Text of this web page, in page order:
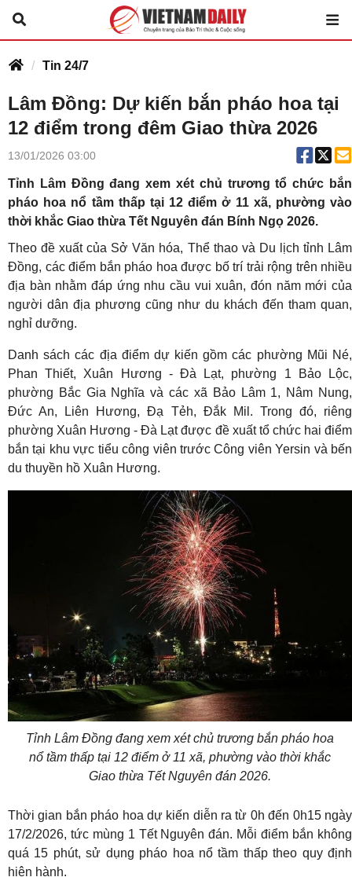
Tin 24/7
Lâm Đồng: Dự kiến bắn pháo hoa tại
12 điểm trong đêm Giao thừa 2026
13/01/2026 03:00
Tỉnh Lâm Đồng đang xem xét chủ trương tổ chức bắn
pháo hoa nổ tầm thấp tại 12 điểm ở 11 xã, phường vào
thời khắc Giao thừa Tết Nguyên đán Bính Ngọ 2026.
Theo đề xuất của Sở Văn hóa, Thể thao và Du lịch tỉnh Lâm
Đồng, các điểm bắn pháo hoa được bố trí trải rộng trên nhiều
địa bàn nhằm đáp ứng nhu cầu vui xuân, đón năm mới của
người dân địa phương cũng như du khách đến tham quan,
nghỉ dưỡng.
Danh sách các địa điểm dự kiến gồm các phường Mũi Né,
Phan Thiết, Xuân Hương - Đà Lạt, phường 1 Bảo Lộc,
phường Bắc Gia Nghĩa và các xã Bảo Lâm 1, Nâm Nung,
Đức An, Liên Hương, Đạ Tẻh, Đắk Mil. Trong đó, riêng
phường Xuân Hương - Đà Lạt được đề xuất tổ chức hai điểm
bắn tại khu vực tiểu công viên trước Công viên Yersin và bến
du thuyền hồ Xuân Hương.
Tỉnh Lâm Đồng đang xem xét chủ trương bắn pháo hoa
nổ tầm thấp tại 12 điểm ở 11 xã, phường vào thời khắc
Giao thừa Tết Nguyên đán 2026.
Thời gian bắn pháo hoa dự kiến diễn ra từ 0h đến 0h15 ngày
17/2/2026, tức mùng 1 Tết Nguyên đán. Mỗi điểm bắn không
quá 15 phút, sử dụng pháo hoa nổ tầm thấp theo quy định
hiện hành.